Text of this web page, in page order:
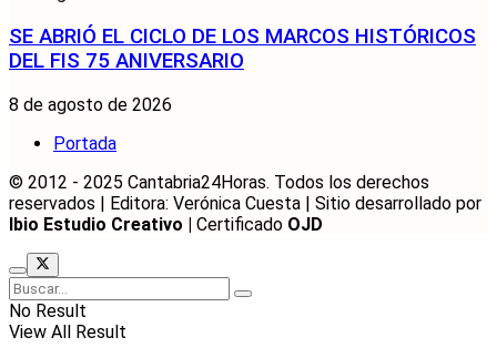
SE ABRIÓ EL CICLO DE LOS MARCOS HISTÓRICOS
DEL FIS 75 ANIVERSARIO
8 de agosto de 2026
Portada
© 2012 - 2025 Cantabria24Horas. Todos los derechos
reservados | Editora: Verónica Cuesta | Sitio desarrollado por
Ibio Estudio Creativo | Certificado OJD
No Result
View All Result